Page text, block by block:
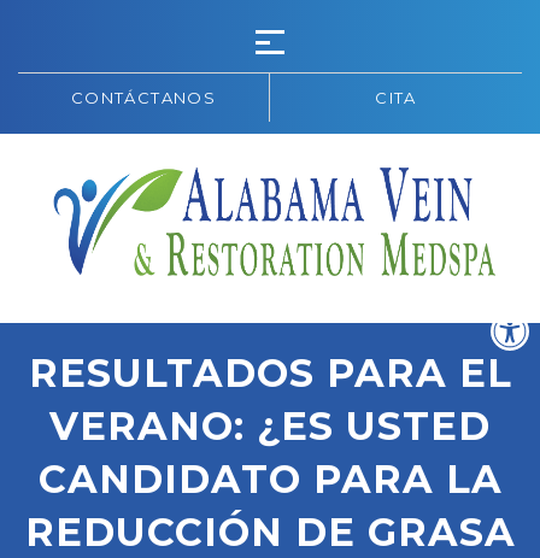
CONTÁCTANOS CITA
RESULTADOS PARA EL
VERANO: ¿ES USTED
CANDIDATO PARA LA
REDUCCIÓN DE GRASA